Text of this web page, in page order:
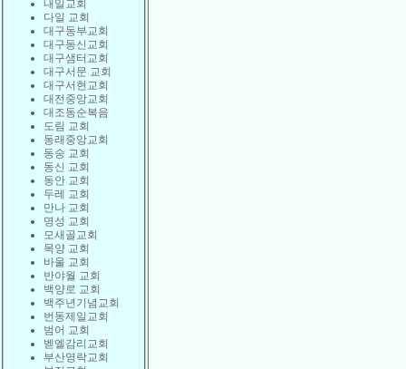
내일교회
다일 교회
대구동부교회
대구동신교회
대구샘터교회
대구서문 교회
대구서현교회
대전중앙교회
대조동순복음
도림 교회
동래중앙교회
동숭 교회
동신 교회
동안 교회
두레 교회
만나 교회
명성 교회
모새골교회
목양 교회
바울 교회
반야월 교회
백양로 교회
백주년기념교회
번동제일교회
범어 교회
벧엘감리교회
부산영락교회